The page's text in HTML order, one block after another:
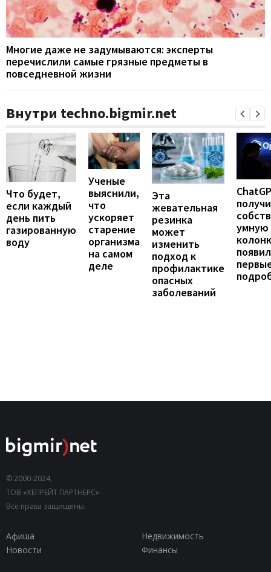
Многие даже не задумываются: эксперты
перечислили самые грязные предметы в
повседневной жизни
Внутри techno.bigmir.net
Что будет,
если каждый
день пить
газированную
воду
Ученые
выяснили,
что
ускоряет
старение
организма
на самом
деле
Эта
жевательная
резинка
может
изменить
подход к
профилактике
опасных
заболеваний
умную
© 2000-2024,
ТОВ «КЕПРЕЙТ ПАРТНЕРС».
Все права защищены.
Афиша
Недвижимость
Новости
Финансы